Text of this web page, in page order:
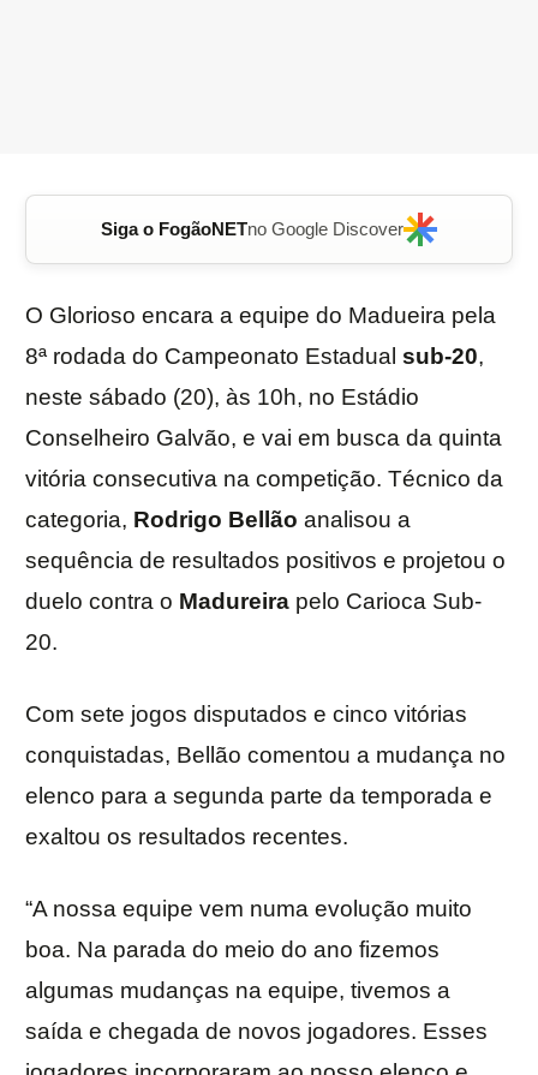
Siga o FogãoNETno Google Discover
O Glorioso encara a equipe do Madueira pela
8ª rodada do Campeonato Estadual sub-20,
neste sábado (20), às 10h, no Estádio
Conselheiro Galvão, e vai em busca da quinta
vitória consecutiva na competição. Técnico da
categoria, Rodrigo Bellão analisou a
sequência de resultados positivos e projetou o
duelo contra o Madureira pelo Carioca Sub-
20.
Com sete jogos disputados e cinco vitórias
conquistadas, Bellão comentou a mudança no
elenco para a segunda parte da temporada e
exaltou os resultados recentes.
“A nossa equipe vem numa evolução muito
boa. Na parada do meio do ano fizemos
algumas mudanças na equipe, tivemos a
saída e chegada de novos jogadores. Esses